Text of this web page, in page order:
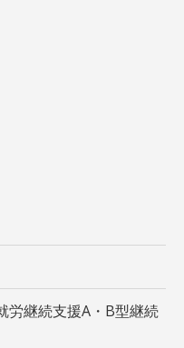
労継続支援A・B型継続